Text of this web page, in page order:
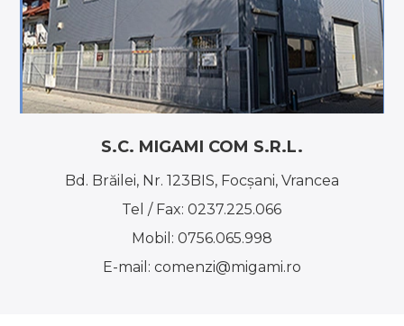
S.C. MIGAMI COM S.R.L.
Bd. Brăilei, Nr. 123BIS, Focşani, Vrancea
Tel / Fax:0237.225.066
Mobil: 0756.065.998
E-mail: comenzi@migami.ro